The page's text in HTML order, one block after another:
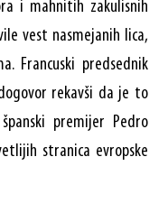
i mahnitih zakulisnih
vest nasmejanih lica,
Francuski predsednik
rekavši da je to
premijer Pedro
stranica evropske